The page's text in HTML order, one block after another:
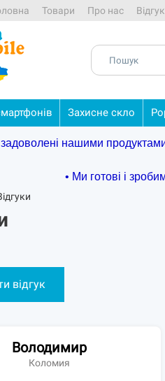
Товари Про нас
Захиснескло
нашими
• Ми готові і
відгук
Володимир
Коломия